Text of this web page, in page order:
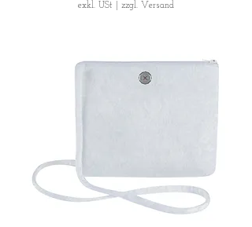
exkl. USt zzgl. Versand